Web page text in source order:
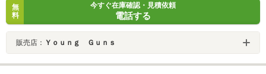
無
料
今すぐ在庫確認・見積依頼
電話する
販売店： Ｙｏｕｎｇ Ｇｕｎｓ